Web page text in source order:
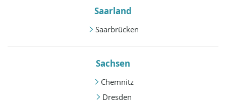
Saarland
Saarbrücken
Sachsen
Chemnitz
Dresden